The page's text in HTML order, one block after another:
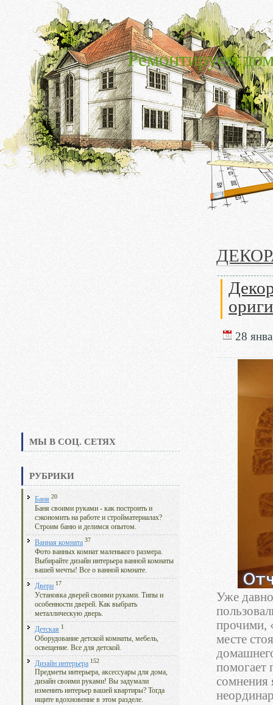
Ремонтируем
МЫ В СОЦ. СЕТЯХ
РУБРИКИ
Баня 20
Баня своими руками - как построить и
сэкономить на работе и стройматериалах?
Строим баню и делимся опытом.
Ванная комната 37
Фото ванных комнат маленького размера.
Выбирайте дизайн интерьера ванной комнаты
вашей мечты! Все о ванной комнате.
Двери 17
Установка дверей своими руками. Типы и
особенности дверей. Как выбрать
металлическую дверь.
Детская 1
Оборудование детской комнаты, мебель,
освещение. Все для детской.
Дизайн интерьера 152
Предметы интерьера, аксессуары для дома,
дизайн своими руками! Вы задумали
изменить интерьер вашей квартиры? Тогда
ищите вдохновение в этом разделе.
28
Уже
прочими,
месте
помогает
сомнения